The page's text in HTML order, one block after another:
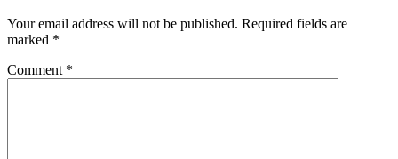
Your email address will not be published. Required fields are
marked *
Comment *